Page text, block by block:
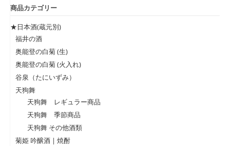
商品カテゴリー
★日本酒(蔵元別)
福井の酒
奥能登の白菊 (生)
奥能登の白菊 (火入れ)
谷泉（たにいずみ）
天狗舞
天狗舞 レギュラー商品
天狗舞 季節商品
天狗舞 その他酒類
菊姫 吟醸酒 | 焼酎